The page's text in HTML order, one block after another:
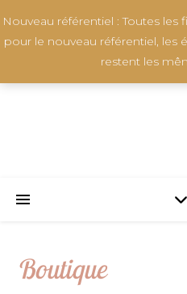
Boutique
Nouveau référentiel : Toutes les
pour le nouveau référentiel, les
restent les